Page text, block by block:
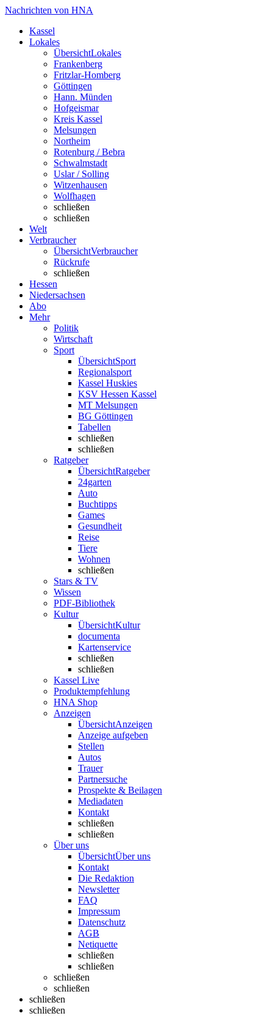
Nachrichten von HNA
Kassel
Lokales
ÜbersichtLokales
Frankenberg
Fritzlar-Homberg
Göttingen
Hann. Münden
Hofgeismar
Kreis Kassel
Melsungen
Northeim
Rotenburg / Bebra
Schwalmstadt
Uslar / Solling
Witzenhausen
Wolfhagen
schließen
schließen
Welt
Verbraucher
ÜbersichtVerbraucher
Rückrufe
schließen
Hessen
Niedersachsen
Abo
Mehr
Politik
Wirtschaft
Sport
ÜbersichtSport
Regionalsport
Kassel Huskies
KSV Hessen Kassel
MT Melsungen
BG Göttingen
Tabellen
schließen
schließen
Ratgeber
ÜbersichtRatgeber
24garten
Auto
Buchtipps
Games
Gesundheit
Reise
Tiere
Wohnen
schließen
Stars & TV
Wissen
PDF-Bibliothek
Kultur
ÜbersichtKultur
documenta
Kartenservice
schließen
schließen
Kassel Live
Produktempfehlung
HNA Shop
Anzeigen
ÜbersichtAnzeigen
Anzeige aufgeben
Stellen
Autos
Trauer
Partnersuche
Prospekte & Beilagen
Mediadaten
Kontakt
schließen
schließen
Über uns
ÜbersichtÜber uns
Kontakt
Die Redaktion
Newsletter
FAQ
Impressum
Datenschutz
AGB
Netiquette
schließen
schließen
schließen
schließen
schließen
schließen